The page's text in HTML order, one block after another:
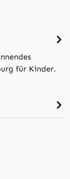
für Kinder.